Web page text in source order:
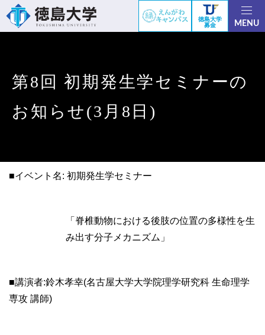
徳島大学
募金
MENU
第8回 初期発生学セミナーの
お知らせ(3月8日)
■イベント名: 初期発生学セミナー
「脊椎動物における後肢の位置の多様性を生
み出す分子メカニズム」
■講演者:鈴木孝幸(名古屋大学大学院理学研究科 生命理学
専攻 講師)